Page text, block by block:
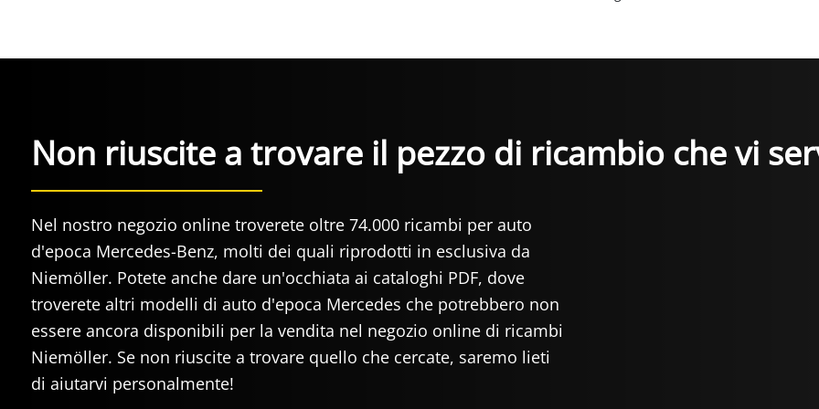
Non riuscite a trovare il pezzo di ricambio che vi
Nel nostro negozio online troverete oltre 74.000 ricambi per auto
d'epoca Mercedes-Benz, molti dei quali riprodotti in esclusiva da
Niemöller. Potete anche dare un'occhiata ai cataloghi PDF, dove
troverete altri modelli di auto d'epoca Mercedes che potrebbero non
essere ancora disponibili per la vendita nel negozio online di ricambi
Niemöller. Se non riuscite a trovare quello che cercate, saremo lieti
di aiutarvi personalmente!